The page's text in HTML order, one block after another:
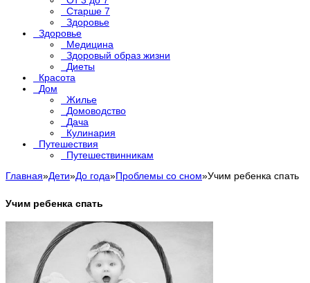
Старше 7
Здоровье
Здоровье
Медицина
Здоровый образ жизни
Диеты
Красота
Дом
Жилье
Домоводство
Дача
Кулинария
Путешествия
Путешествинникам
Главная»Дети»До года»Проблемы со сном»Учим ребенка спать
Учим ребенка спать